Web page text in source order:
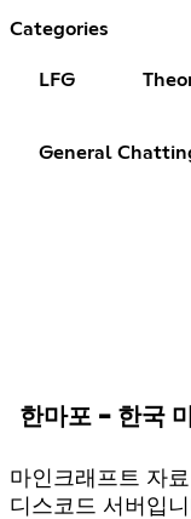
Categories
LFG
General
한마포 - 한국
마인크래프트 자
디스코드 서버입